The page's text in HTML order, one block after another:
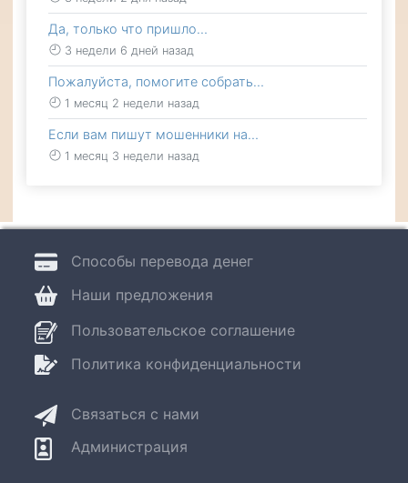
Да, только что пришло…
3 недели 6 дней назад
Пожалуйста, помогите собрать…
1 месяц 2 недели назад
Если вам пишут мошенники на…
1 месяц 3 недели назад
Связаться с нами
Администрация
Пользовательское соглашение
Политика конфиденциальности
Способы перевода денег
Наши предложения